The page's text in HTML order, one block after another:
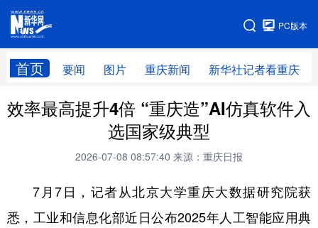
PC版本
首页 要闻 图片 重庆新闻 新华社记者看重庆
网站地图
效率最高提升4倍 “重庆造”AI仿真软件入
选国家级典型
2026-07-08 08:57:40 来源：重庆日报
7月7日，记者从北京大学重庆大数据研究院获
悉，工业和信息化部近日公布2025年人工智能应用典